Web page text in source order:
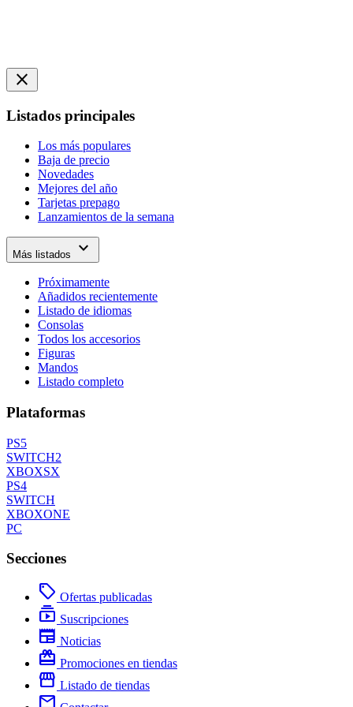
close
Listados principales
Los más populares
Baja de precio
Novedades
Mejores del año
Tarjetas prepago
Lanzamientos de la semana
Más listados expand_more
Próximamente
Añadidos recientemente
Listado de idiomas
Consolas
Todos los accesorios
Figuras
Mandos
Listado completo
Plataformas
PS5
SWITCH2
XBOXSX
PS4
SWITCH
XBOXONE
PC
Secciones
local_offer Ofertas publicadas
subscriptions Suscripciones
newspaper Noticias
redeem Promociones en tiendas
storefront Listado de tiendas
mail